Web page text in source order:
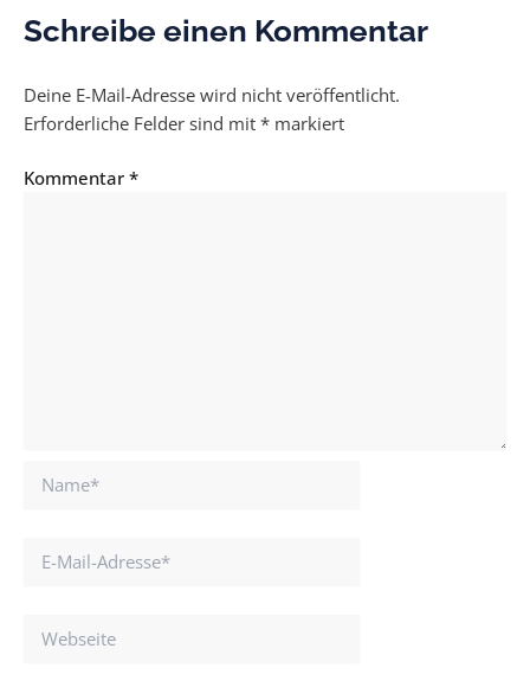
Schreibe einen Kommentar
Deine E-Mail-Adresse wird nicht veröffentlicht.
Erforderliche Felder sind mit * markiert
Kommentar *
Name*
Webseite